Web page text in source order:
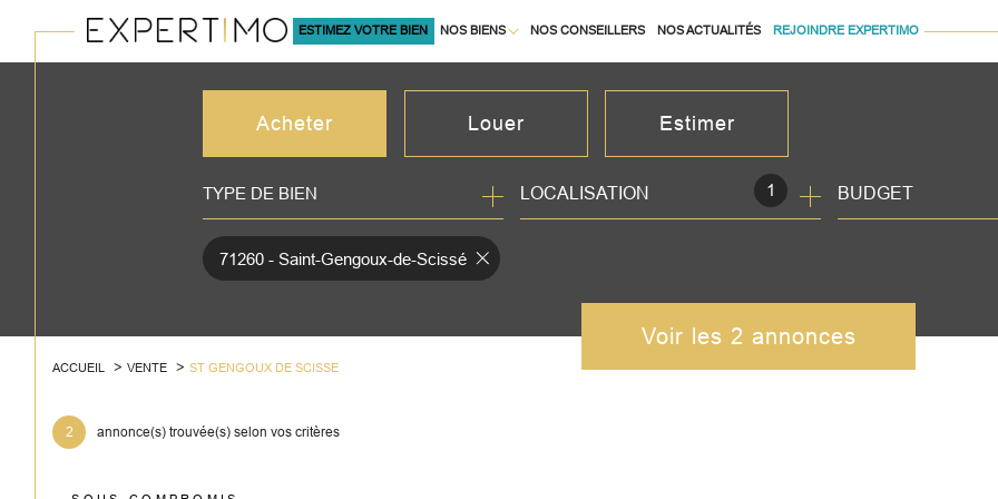
ESTIMEZ VOTRE BIEN NOS BIENS
À LA VENTE
NOS CONSEILLERS NOS ACTUALITÉS REJOINDRE EXPERTIMO
Acheter
de l'ancien
du neuf
de l'immo pro
Louer
à l'année
en saisonnier
de l'immo pro
Estimer
TYPE DE BIEN 1
LOCALISATION BUDGET
Voir les 2 annonces
71260 - Saint-Gengoux-de-Scissé
ACCUEIL VENTE ST GENGOUX DE SCISSE
2 annonce(s) trouvée(s) selon vos critères